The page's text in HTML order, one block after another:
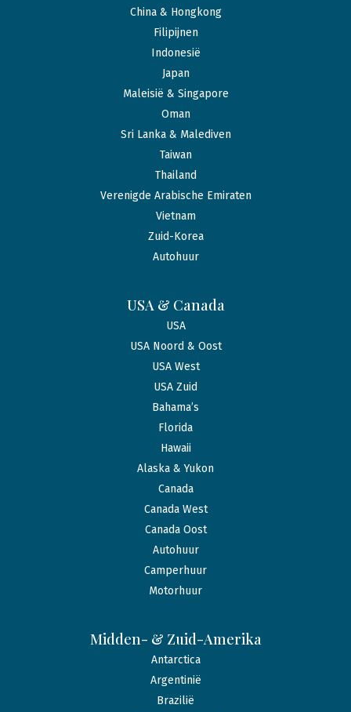
China & Hongkong
Filipijnen
Indonesië
Japan
Maleisië & Singapore
Oman
Sri Lanka & Malediven
Taiwan
Thailand
Verenigde Arabische Emiraten
Vietnam
Zuid-Korea
Autohuur
USA & Canada
USA
USA Noord & Oost
USA West
USA Zuid
Bahama’s
Florida
Hawaii
Alaska & Yukon
Canada
Canada West
Canada Oost
Autohuur
Camperhuur
Motorhuur
Midden- & Zuid-Amerika
Antarctica
Argentinië
Brazilië